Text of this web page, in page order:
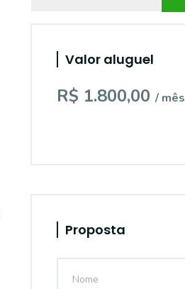
Valor aluguel
R$ 1.800,00 / mês
Proposta